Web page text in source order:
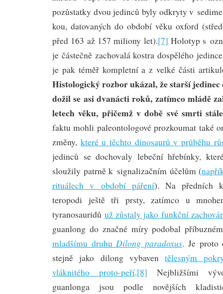
pozůstatky dvou jedinců byly odkryty v
kou, datovaných do období věku oxford
před 163 až 157 miliony let).[7] Holotyp s
je částečně zachovalá kostra dospělého
je pak téměř kompletní a z velké části
Histologický rozbor ukázal, že starší jedinec
dožil se asi dvanácti roků, zatímco mládě
letech věku, přičemž v době své smrti
faktu mohli paleontologové prozkoumat také
změny, které u těchto dinosaurů v průběhu
jedinců se dochovaly lebeční hřebínky,
sloužily patrně k signalizačním účelům (
rituálech v období páření). Na předních
teropodi ještě tři prsty, zatímco u
tyranosauridů už zůstaly jako funkční
guanlong do značné míry podobal
mladšímu druhu Dilong paradoxus. Je proto
stejně jako dilong vybaventělesným
vláknitého proto-peří.[8] Nejbližšími
guanlonga jsou podle novějších